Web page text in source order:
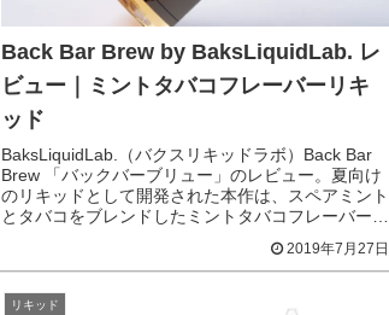
Back Bar Brew by BaksLiquidLab. レ
ビュー｜ミントタバコフレーバーリキ
ッド
BaksLiquidLab.（バクスリキッドラボ）Back Bar
Brew 「バックバーブリュー」のレビュー。夏向け
のリキッドとして開発された本作は、スペアミント
とタバコをブレンドしたミントタバコフレーバーの
2019年7月27日
リキッド